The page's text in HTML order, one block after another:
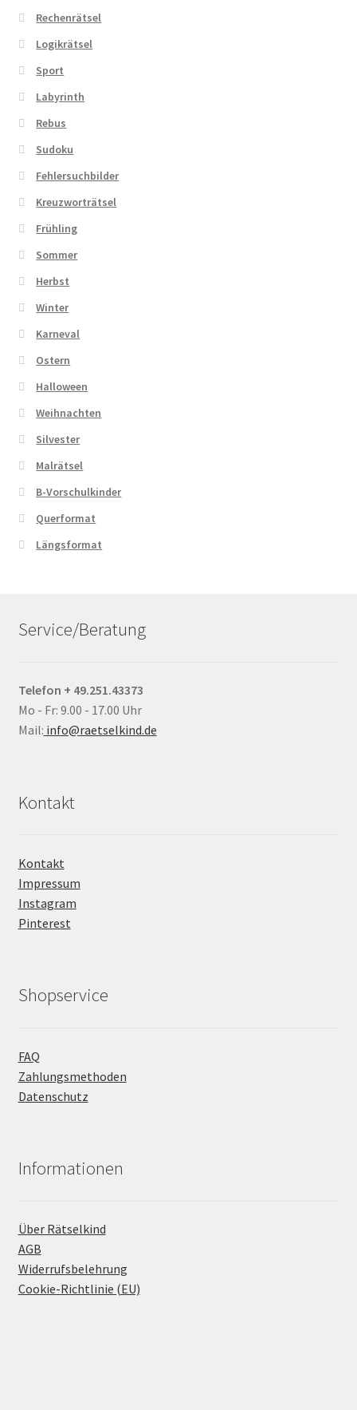
Rechenrätsel
Logikrätsel
Sport
Labyrinth
Rebus
Sudoku
Fehlersuchbilder
Kreuzworträtsel
Frühling
Sommer
Herbst
Winter
Karneval
Ostern
Halloween
Weihnachten
Silvester
Malrätsel
B-Vorschulkinder
Querformat
Längsformat
Service/Beratung
Telefon + 49.251.43373
Mo - Fr: 9.00 - 17.00 Uhr
Mail: info@raetselkind.de
Kontakt
Kontakt
Impressum
Instagram
Pinterest
Shopservice
FAQ
Zahlungsmethoden
Datenschutz
Informationen
Über Rätselkind
AGB
Widerrufsbelehrung
Cookie-Richtlinie (EU)